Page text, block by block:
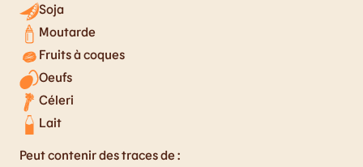
Soja
Moutarde
Fruits à coques
Oeufs
Céleri
Lait
Peut contenir des traces de :